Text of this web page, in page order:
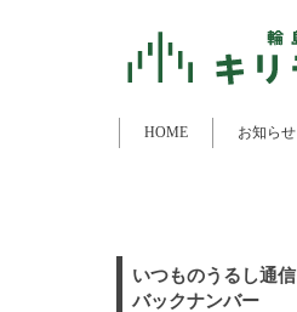
HOME お知らせ
いつものうるし通信
バックナンバー